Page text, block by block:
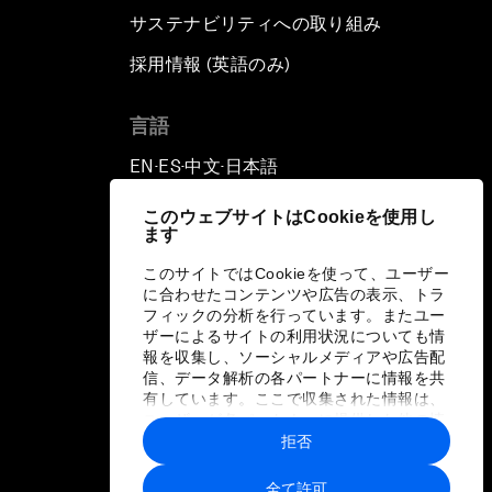
このウェブサイトはCookieを使用し
ます
このサイトではCookieを使って、ユーザー
に合わせたコンテンツや広告の表示、トラ
フィックの分析を行っています。またユー
ザーによるサイトの利用状況についても情
報を収集し、ソーシャルメディアや広告配
信、データ解析の各パートナーに情報を共
有しています。ここで収集された情報は、
ユーザーが各パートナーに提供した他の情
報や各パートナーのサービスを使用した際
に収集された情報と組み合わされ、各パー
トナーによって使用されることがありま
全て許可
拒否
サステナビリティへの取り組み
採用情報 (英語のみ)
言語
EN ▪ES▪中文▪ 日本語